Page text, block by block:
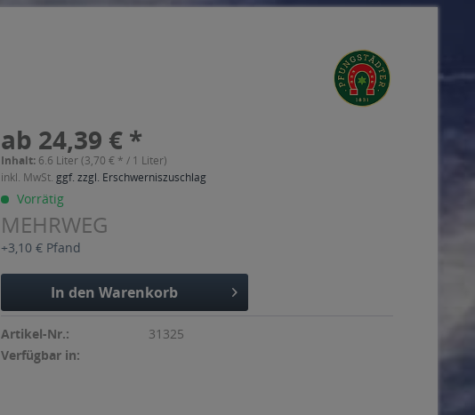
ab 24,39 € *
Inhalt: 6.6 Liter (3,70 € * / 1 Liter)
inkl. MwSt. ggf. zzgl. Erschwerniszuschlag
Vorrätig
MEHRWEG
+3,10 € Pfand
In den Warenkorb
Artikel-Nr.:
31325
Verfügbar in: